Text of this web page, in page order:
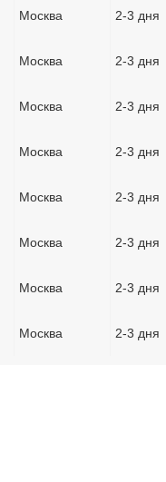
Москва 2-3 дня
Москва 2-3 дня
Москва 2-3 дня
Москва 2-3 дня
Москва 2-3 дня
Москва 2-3 дня
Москва 2-3 дня
Москва 2-3 дня